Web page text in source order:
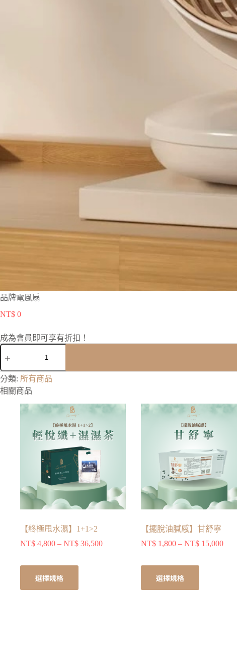
品牌電風扇
NT$ 0
成為會員即可享有折扣！
A
l
t
分類: 所有商品
相關商品
【終極甩水濕】1+1>2
NT$ 4,800 – NT$ 36,500
選擇規格
【擺脫油膩感】甘舒寧
NT$ 1,800 – NT$ 15,000
選擇規格